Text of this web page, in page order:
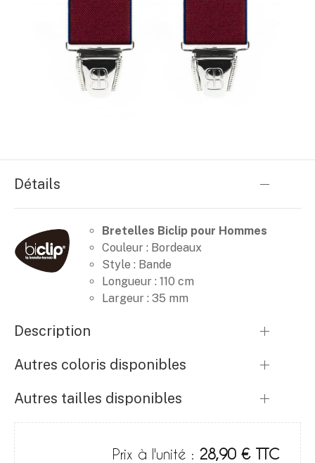
Détails
Bretelles Biclip pour Hommes
Couleur : Bordeaux
Style : Bande
Longueur : 110 cm
Largeur : 35 mm
Description
Autres coloris disponibles
Autres tailles disponibles
Prix à l'unité : 28,90 € TTC